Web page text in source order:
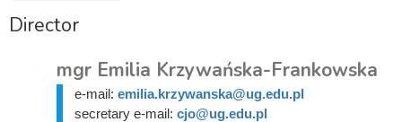
Director
mgr Emilia Krzywańska-Frankowska
e-mail: emilia.krzywanska@ug.edu.pl
secretary e-mail: cjo@ug.edu.pl